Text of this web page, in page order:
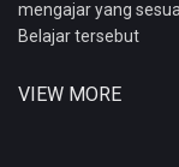
mengajar yang
Belajar tersebut
VIEW MORE